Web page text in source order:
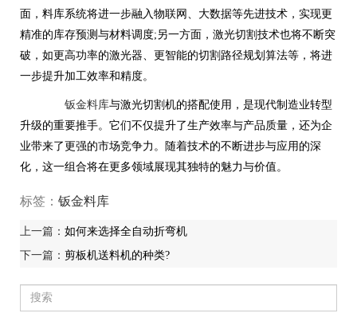
面，料库系统将进一步融入物联网、大数据等先进技术，实现更
精准的库存预测与材料调度;另一方面，激光切割技术也将不断突
破，如更高功率的激光器、更智能的切割路径规划算法等，将进
一步提升加工效率和精度。
钣金料库与激光切割机的搭配使用，是现代制造业转型
升级的重要推手。它们不仅提升了生产效率与产品质量，还为企
业带来了更强的市场竞争力。随着技术的不断进步与应用的深
化，这一组合将在更多领域展现其独特的魅力与价值。
标签： 钣金料库
上一篇： 如何来选择全自动折弯机
下一篇： 剪板机送料机的种类?